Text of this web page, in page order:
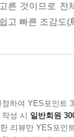
와 인생론의 산
의 미학
인의 양심과 수
빛 가스등_ 고
른 것이므로
고 빠른 조감도(
하여 YES포인트
성 시 일반회원
리뷰만 YES포인